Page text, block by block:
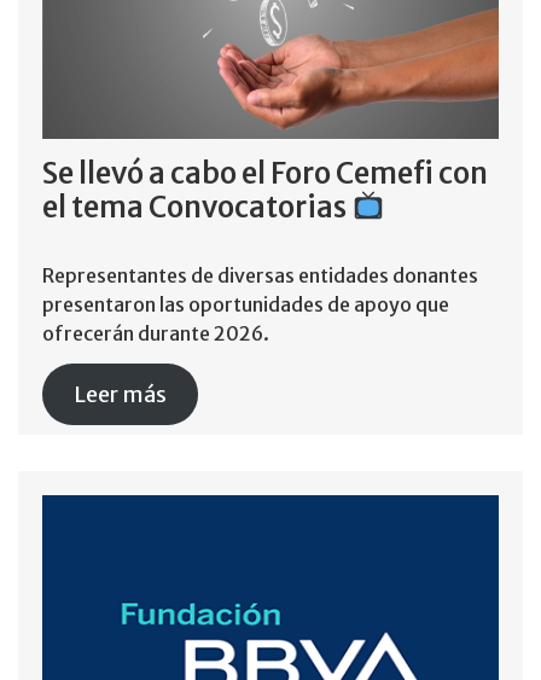
Se llevó a cabo el Foro Cemefi con
el tema Convocatorias
Representantes de diversas entidades donantes
presentaron las oportunidades de apoyo que
ofrecerán durante 2026.
Leer más